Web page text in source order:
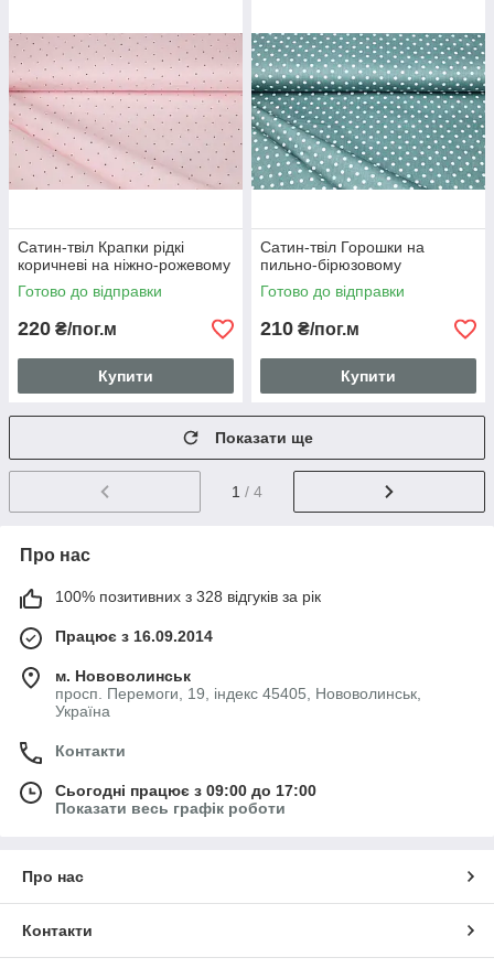
Сатин-твіл Крапки рідкі
коричневі на ніжно-рожевому
Готово до відправки
220 ₴/пог.м
Купити
Сатин-твіл Горошки на
пильно-бірюзовому
Готово до відправки
210 ₴/пог.м
Купити
Показати ще
1 / 4
Про нас
100% позитивних з 328 відгуків за рік
Працює з 16.09.2014
м. Нововолинськ
просп. Перемоги, 19, індекс 45405, Нововолинськ,
Україна
Контакти
Сьогодні працює з 09:00 до 17:00
Показати весь графік роботи
Про нас
Контакти